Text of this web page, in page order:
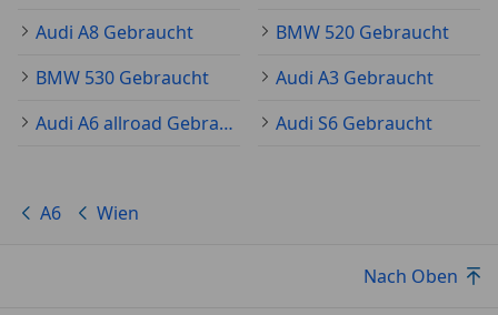
Audi A8 Gebraucht
BMW 520 Gebraucht
BMW 530 Gebraucht
Audi A3 Gebraucht
Audi A6 allroad Gebraucht
Audi S6 Gebraucht
A6 Wien
Nach Oben